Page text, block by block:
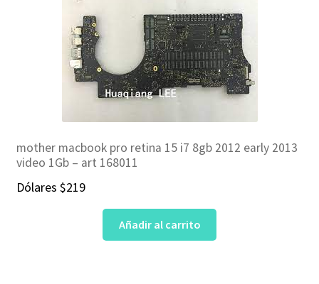
mother macbook pro retina 15 i7 8gb 2012 early 2013
video 1Gb – art 168011
Dólares $219
Añadir al carrito